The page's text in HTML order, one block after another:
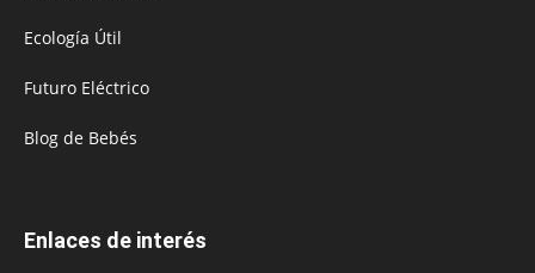
Ecología Útil
Futuro Eléctrico
Blog de Bebés
Enlaces de interés